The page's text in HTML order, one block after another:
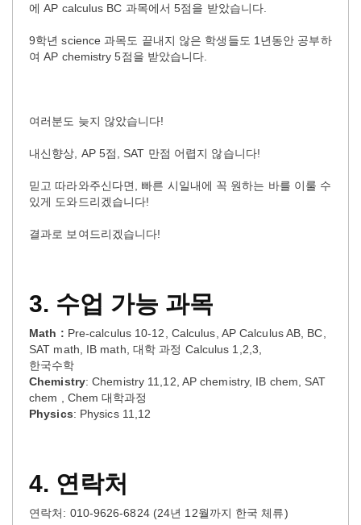
에 AP calculus BC 과목에서 5점을 받았습니다.
9학년 science 과목도 끝내지 않은 학생들도 1년동안 공부하
여 AP chemistry 5점을 받았습니다.
여러분도 늦지 않았습니다!
내신향상, AP 5점, SAT 만점 어렵지 않습니다!
믿고 따라와주신다면, 빠른 시일내에 꼭 원하는 바를 이룰 수
있게 도와드리겠습니다!
결과로 보여드리겠습니다!
3. 수업 가능 과목
Math : Pre-calculus 10-12, Calculus, AP Calculus AB, BC,
SAT math, IB math, 대학 과정 Calculus 1,2,3,
한국수학
Chemistry: Chemistry 11,12, AP chemistry, IB chem, SAT
chem , Chem 대학과정
Physics: Physics 11,12
4. 연락처
연락처: 010-9626-6824 (24년 12월까지 한국 체류)